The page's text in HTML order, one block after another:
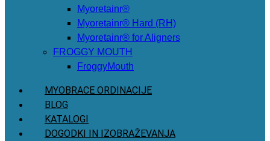
Myoretainr®
Myoretainr® Hard (RH)
Myoretainr® for Aligners
FROGGY MOUTH
FroggyMouth
MYOBRACE ORDINACIJE
BLOG
KATALOGI
DOGODKI IN IZOBRAŽEVANJA